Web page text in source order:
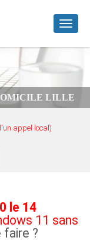
LILLE
appel local)
le 14
11 sans
faire ?